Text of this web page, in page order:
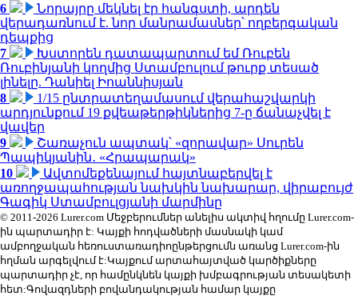
6
Նորայրը մեկնել էր հանգստի, արդեն
վերադառնում է. նոր մանրամասներ՝ ողբերգական
դեպքից
7
Խստորեն դատապարտում եմ Ռուբեն
Ռուբինյանի կողմից Ստամբուլում թուրք տեսած
լինելը. Դանիել Իոաննիսյան
8
1/15 ընտրատեղամասում վերահաշվարկի
արդյունքում 19 քվեաթերթիկներից 7-ը ճանաչվել է
վավեր
9
Շառաչուն ապտակ՝ «զորավար» Սուրեն
Պապիկյանին․ «Հրապարակ»
10
Ավտոմեքենայում հայտնաբերվել է
առողջապահության նախկին նախարար, վիրաբույժ
Գագիկ Ստամբուլցյանի մարմինը
© 2011-2026 Lurer.com Մեջբերումներ անելիս ակտիվ հղումը Lurer.com-
ին պարտադիր է: Կայքի հոդվածների մասնակի կամ
ամբողջական հեռուստառադիոընթերցումն առանց Lurer.com-ին
հղման արգելվում է:Կայքում արտահայտված կարծիքները
պարտադիր չէ, որ համընկնեն կայքի խմբագրության տեսակետի
հետ:Գովազդների բովանդակության համար կայքը